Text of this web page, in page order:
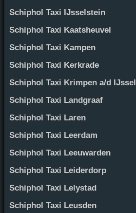
Schiphol Taxi IJsselstein
Schiphol Taxi Kaatsheuvel
Schiphol Taxi Kampen
Schiphol Taxi Kerkrade
Schiphol Taxi Krimpen a/d IJssel
Schiphol Taxi Landgraaf
Schiphol Taxi Laren
Schiphol Taxi Leerdam
Schiphol Taxi Leeuwarden
Schiphol Taxi Leiderdorp
Schiphol Taxi Lelystad
Schiphol Taxi Leusden